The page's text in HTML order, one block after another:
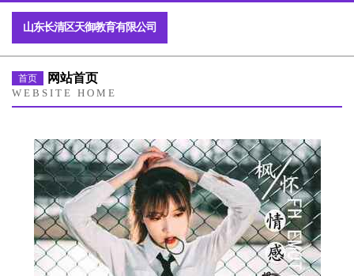
山东长清区天御教育有限公司
首页 网站首页
WEBSITE HOME